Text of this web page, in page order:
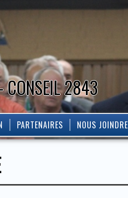
CONSEIL 2843
PARTENAIRES NOUS JOINDRE